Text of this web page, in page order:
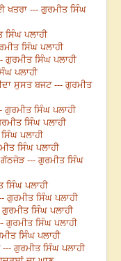
ਖਤਰਾ --- ਗੁਰਮੀਤ ਸਿੰਘ
ਪਲਾਹੀ
ਸਿੰਘ ਪਲਾਹੀ
ਗੁਰਮੀਤ ਸਿੰਘ ਪਲਾਹੀ
ਪਲਾਹੀ
ਸੁਸਤ ਬਜਟ --- ਗੁਰਮੀਤ
ਸਿੰਘ ਪਲਾਹੀ
ਸਿੰਘ ਪਲਾਹੀ
ਪਲਾਹੀ
ਸਿੰਘ ਪਲਾਹੀ
--- ਗੁਰਮੀਤ ਸਿੰਘ
ਸਿੰਘ ਪਲਾਹੀ
ਸਿੰਘ ਪਲਾਹੀ
ਸਿੰਘ ਪਲਾਹੀ
ਗੁਰਮੀਤ ਸਿੰਘ ਪਲਾਹੀ
ਸਿੰਘ ਪਲਾਹੀ
ਗੁਰਮੀਤ ਸਿੰਘ ਪਲਾਹੀ